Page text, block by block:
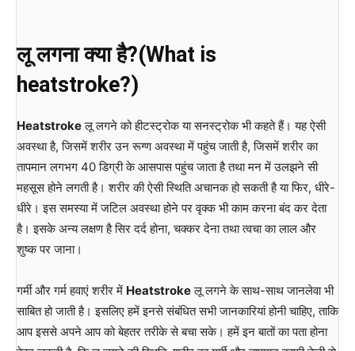
लू लगना क्या है?(What is
heatstroke?)
Heatstrokeलू लगने को हीटस्ट्रोक या सनस्ट्रोक भी कहते हैं। यह ऐसी
अवस्था है, जिसमें शरीर उन रूग्ण अवस्था में पहुंच जाती है, जिसमें शरीर का
तापमान लगभग 40 डिग्री के आसपास पहुंच जाता है तथा मन में उलझने सी
महसूस होने लगती है। शरीर की ऐसी स्थिति अचानक हो सकती है या फिर, धीरे-
धीरे। इस समस्या में जटिल अवस्था होने पर वृक्क भी काम करना बंद कर देता
है। इसके अन्य लक्षण है सिर दर्द होना, चक्कर देना तथा त्वचा का लाल और
शुष्क पर जाना।
गर्मी और गर्म हवाएं शरीर में Heatstrokeलू लगने के साथ-साथ जानलेवा भी
साबित हो जाती है। इसलिए हमें इनसे संबंधित सभी जानकारियां होनी चाहिए, ताकि
आप इससे अपने आप को बेहतर तरीके से बचा सके। हमें इन बातों का पता होना